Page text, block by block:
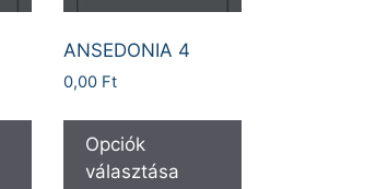
ANSEDONIA 4
0,00 Ft
Opciók
választása